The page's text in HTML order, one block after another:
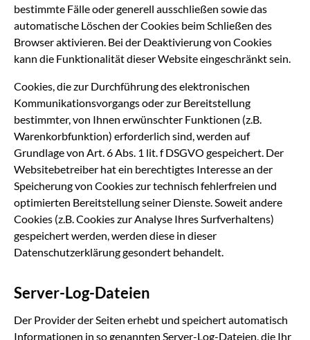
bestimmte Fälle oder generell ausschließen sowie das
automatische Löschen der Cookies beim Schließen des
Browser aktivieren. Bei der Deaktivierung von Cookies
kann die Funktionalität dieser Website eingeschränkt sein.
Cookies, die zur Durchführung des elektronischen
Kommunikationsvorgangs oder zur Bereitstellung
bestimmter, von Ihnen erwünschter Funktionen (z.B.
Warenkorbfunktion) erforderlich sind, werden auf
Grundlage von Art. 6 Abs. 1 lit. f DSGVO gespeichert. Der
Websitebetreiber hat ein berechtigtes Interesse an der
Speicherung von Cookies zur technisch fehlerfreien und
optimierten Bereitstellung seiner Dienste. Soweit andere
Cookies (z.B. Cookies zur Analyse Ihres Surfverhaltens)
gespeichert werden, werden diese in dieser
Datenschutzerklärung gesondert behandelt.
Server-Log-Dateien
Der Provider der Seiten erhebt und speichert automatisch
Informationen in so genannten Server-Log-Dateien, die Ihr